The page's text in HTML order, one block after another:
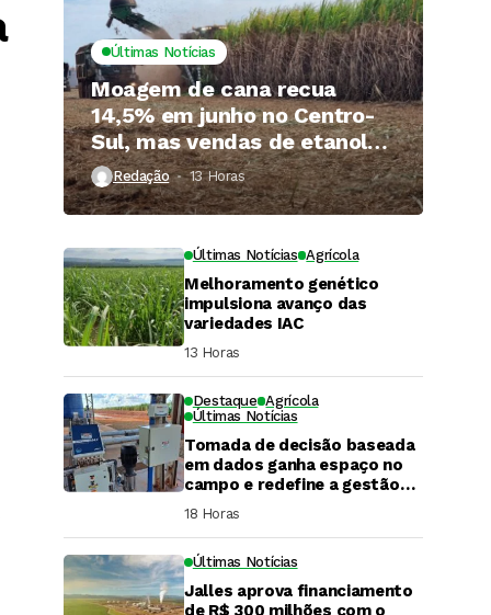
Últimas Notícias
Moagem de cana recua
14,5% em junho no Centro-
Sul, mas vendas de etanol
superam 3 bilhões de litros
Redação 13 Horas ⁮
Últimas Notícias Agrícola
Melhoramento genético
impulsiona avanço das
variedades IAC
13 Horas ⁮
Destaque Agrícola
Últimas Notícias
Tomada de decisão baseada
em dados ganha espaço no
campo e redefine a gestão
hídrica das propriedades
rurais
18 Horas ⁮
Últimas Notícias
Jalles aprova financiamento
de R$ 300 milhões com o
DaCana Cast